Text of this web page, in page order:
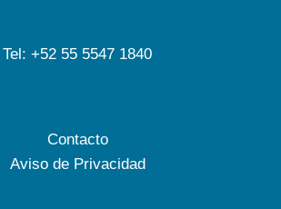
Tel: +52 55 5547 1840
Contacto
Aviso de Privacidad